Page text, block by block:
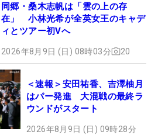
同郷・桑木志帆は「雲の上の存
在」 小林光希が全英女王のキャデ
ィとツアー初Vへ
2026年8月9日 (日) 08時03分 20
＜速報＞安田祐香、吉澤柚月
はパー発進 大混戦の最終ラ
ウンドがスタート
2026年8月9日 (日) 09時28分